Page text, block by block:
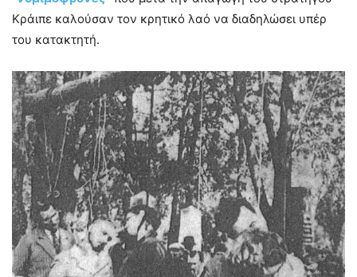
Κράιπε καλούσαν τον κρητικό λαό να διαδηλώσει υπέρ
του κατακτητή.